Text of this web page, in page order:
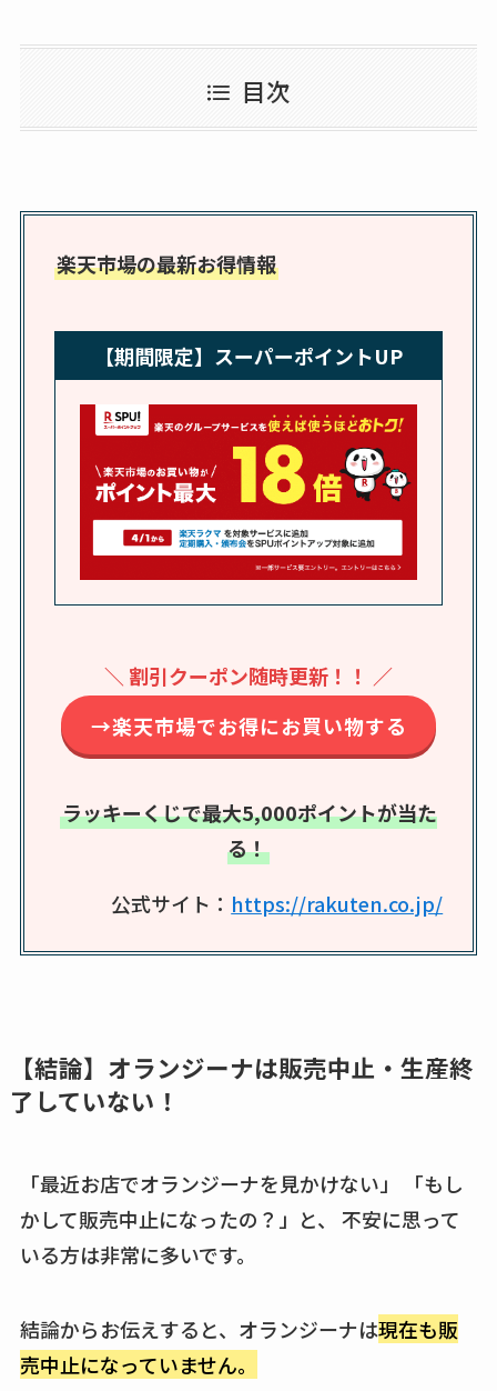
ココネシャンプー詰
てる？ドンキ・ロフ
トなど販売店や安い
アクアテクトゲルが
こ？楽天・amazonで
れの口コミも調査
しまむら布団セット
の料金は？セール・
半額になるのはい
つ？激安販売店・通
販も調査
karseellはどこで売っ
売店も調査
エッセンシャルフラ
ットが廃盤？なぜ？
売ってない？どこで
売ってるか・代替品
など解説
ビタクラフトのウル
キーピング販売終了
は？代わりの代用品
も調査
てる？薬局やイオン
は？おすすめや効果
目次
楽天市場の最新お得情報
【期間限定】スーパーポイントUP
＼ 割引クーポン随時更新！！ ／
→楽天市場でお得にお買い物する
ラッキーくじで最大5,000ポイントが当た
る！
公式サイト： https://rakuten.co.jp/
【結論】オランジーナは販売中止・生産終
了していない！
「最近お店でオランジーナを見かけない」 「もし
かして販売中止になったの？」と、 不安に思って
いる方は非常に多いです。
結論からお伝えすると、オランジーナは現在も販
売中止になっていません。